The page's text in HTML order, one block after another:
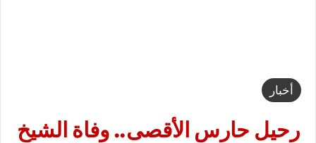
أخبار
رحيل حارس الأقصى.. وفاة الشيخ